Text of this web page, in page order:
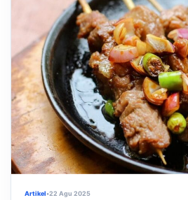
Artikel•22 Agu 2025